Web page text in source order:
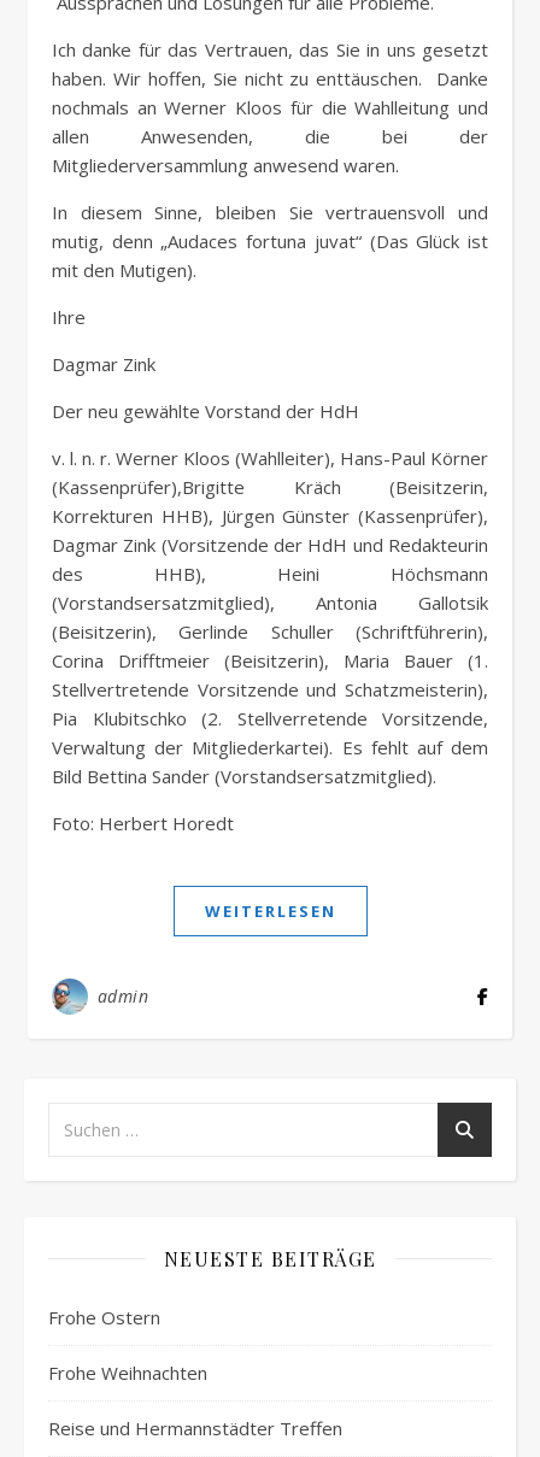
Ich danke für das Vertrauen, das Sie in uns gesetzt
haben. Wir hoffen, Sie nicht zu enttäuschen. Danke
nochmals an Werner Kloos für die Wahlleitung und
allen Anwesenden, die bei der
Mitgliederversammlung anwesend waren.
In diesem Sinne, bleiben Sie vertrauensvoll und
mutig, denn „Audaces fortuna juvat“ (Das Glück ist
mit den Mutigen).
Ihre
Dagmar Zink
Der neu gewählte Vorstand der HdH
v. l. n. r. Werner Kloos (Wahlleiter), Hans-Paul Körner
(Kassenprüfer),Brigitte Kräch (Beisitzerin,
Korrekturen HHB), Jürgen Günster (Kassenprüfer),
Dagmar Zink (Vorsitzende der HdH und Redakteurin
des HHB), Heini Höchsmann
(Vorstandsersatzmitglied), Antonia Gallotsik
(Beisitzerin), Gerlinde Schuller (Schriftführerin),
Corina Drifftmeier (Beisitzerin), Maria Bauer (1.
Stellvertretende Vorsitzende und Schatzmeisterin),
Pia Klubitschko (2. Stellverretende Vorsitzende,
Verwaltung der Mitgliederkartei). Es fehlt auf dem
Bild Bettina Sander (Vorstandsersatzmitglied).
Foto: Herbert Horedt
WEITERLESEN
admin
NEUESTE BEITRÄGE
Frohe Ostern
Frohe Weihnachten
Reise und Hermannstädter Treffen